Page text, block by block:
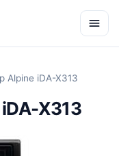
Alpine iDA-X313
X313